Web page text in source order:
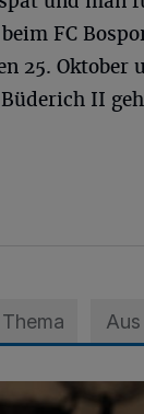
FC
25.
II